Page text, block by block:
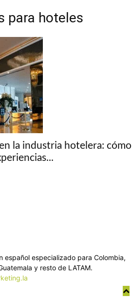
para hoteles
la industria hotelera: cómo
español especializado para Colombia,
y resto de LATAM.